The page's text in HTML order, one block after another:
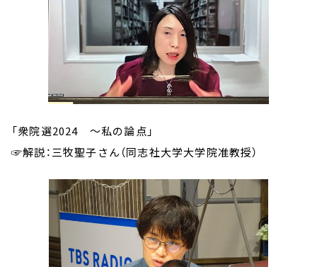
「衆院選2024 ～私の論点」
☞解説：三牧聖子さん（同志社大学大学院准教授）